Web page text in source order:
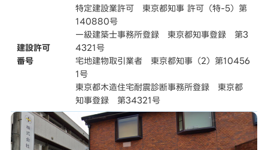
建設許可
番号
特定建設業許可 東京都知事 許可（特-5）第
140880号
一級建築士事務所登録 東京都知事登録 第3
4321号
宅地建物取引業者 東京都知事（2）第10456
1号
東京都木造住宅耐震診断事務所登録 東京都
知事登録 第34321号